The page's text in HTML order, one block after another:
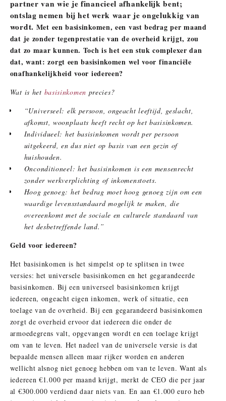
partner van wie je financieel afhankelijk bent;
ontslag nemen bij het werk waar je ongelukkig van
wordt. Met een basisinkomen, een vast bedrag per maand
dat je zonder tegenprestatie van de overheid krijgt, zou
dat zo maar kunnen. Toch is het een stuk complexer dan
dat, want: zorgt een basisinkomen wel voor financiële
onafhankelijkheid voor iedereen?
Wat is het basisinkomen precies?
“Universeel: elk persoon, ongeacht leeftijd, geslacht,
afkomst, woonplaats heeft recht op het basisinkomen.
Individueel: het basisinkomen wordt per persoon
uitgekeerd, en dus niet op basis van een gezin of
huishouden.
Onconditioneel: het basisinkomen is een mensenrecht
zonder werkverplichting of inkomenstoets.
Hoog genoeg: het bedrag moet hoog genoeg zijn om een
waardige levensstandaard mogelijk te maken, die
overeenkomt met de sociale en culturele standaard van
het desbetreffende land.”
Geld voor iedereen?
Het basisinkomen is het simpelst op te splitsen in twee
versies: het universele basisinkomen en het gegarandeerde
basisinkomen. Bij een universeel basisinkomen krijgt
iedereen, ongeacht eigen inkomen, werk of situatie, een
toelage van de overheid. Bij een gegarandeerd basisinkomen
zorgt de overheid ervoor dat iedereen die onder de
armoedegrens valt, opgevangen wordt en een toelage krijgt
om van te leven. Het nadeel van de universele versie is dat
bepaalde mensen alleen maar rijker worden en anderen
wellicht alsnog niet genoeg hebben om van te leven. Want als
iedereen €1.000 per maand krijgt, merkt de CEO die per jaar
al €300.000 verdiend daar niets van. En aan €1.000 euro heb